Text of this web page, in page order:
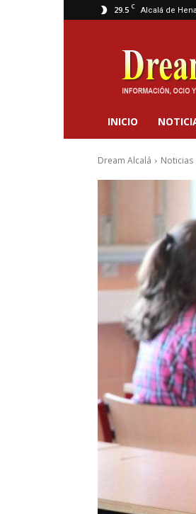
29.5 C Alcalá de
Dream
Alcalá
INICIO
Dream Alcalá Noticias